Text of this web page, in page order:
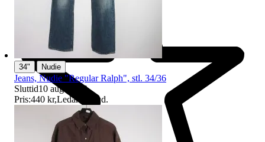
34" Nudie
Jeans, Nudie "Regular Ralph", stl. 34/36
Sluttid10 aug 18:53.
Pris:440 kr,Ledande bud.